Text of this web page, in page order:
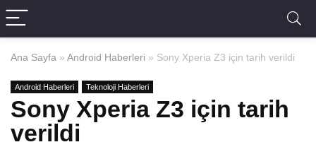
Ana Sayfa » Android Haberleri » Sony Xperia Z3 için tarih verildi
Android Haberleri Teknoloji Haberleri
Sony Xperia Z3 için tarih
verildi